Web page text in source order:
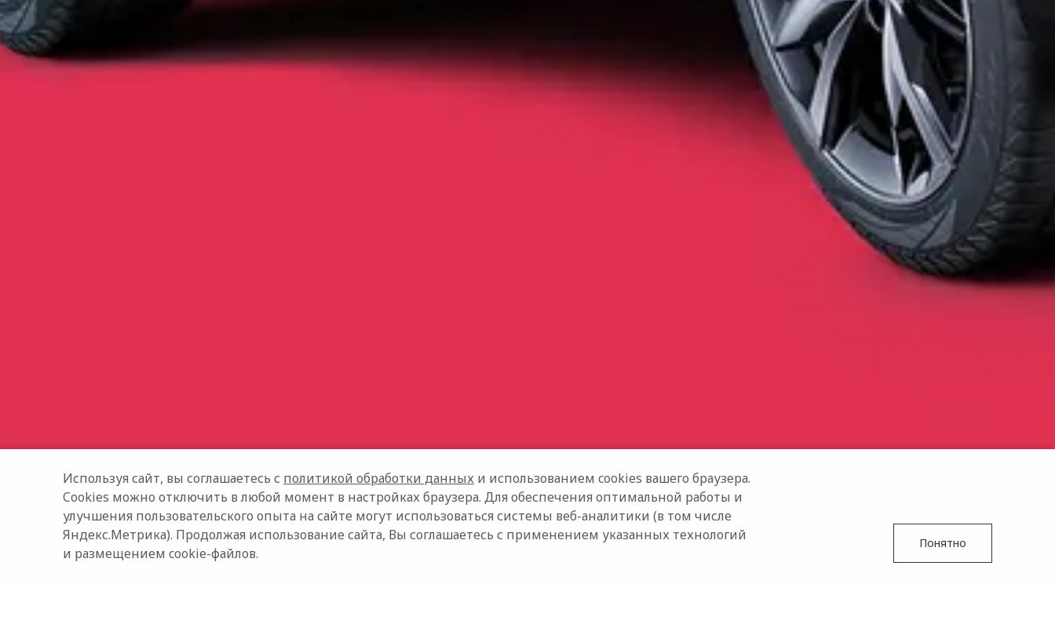
Используя сайт, вы соглашаетесь с политикой обработки данных и использованием cookies вашего браузера.
Cookies можно отключить в любой момент в настройках браузера. Для обеспечения оптимальной работы и
улучшения пользовательского опыта на сайте могут использоваться системы веб-аналитики (в том числе
Яндекс.Метрика). Продолжая использование сайта, Вы соглашаетесь с применением указанных технологий
и размещением cookie-файлов.
Понятно